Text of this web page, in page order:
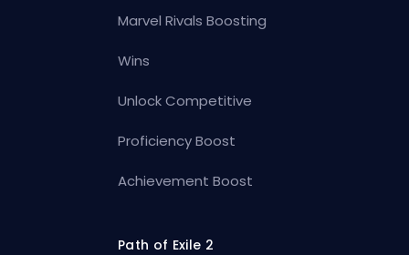
Marvel Rivals Boosting
Wins
Unlock Competitive
Proficiency Boost
Achievement Boost
Path of Exile 2